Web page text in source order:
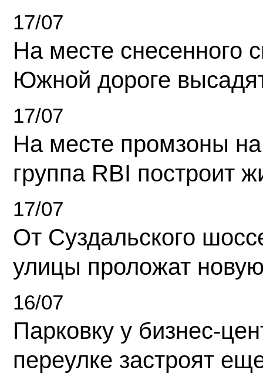
17/07
На месте снесенного
Южной дороге
17/07
На месте промзоны
группа RBI построит
17/07
От Суздальского
улицы проложат
16/07
Парковку у бизнес-
переулке застроят